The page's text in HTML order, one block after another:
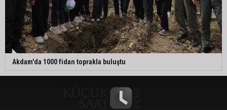
Akdam'da 1000 fidan toprakla buluştu